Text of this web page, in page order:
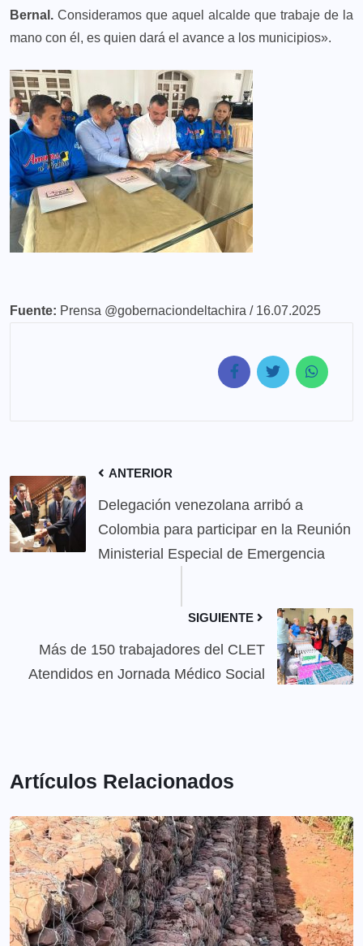
Bernal. Consideramos que aquel alcalde que trabaje de la
mano con él, es quien dará el avance a los municipios».
Fuente: Prensa @gobernaciondeltachira / 16.07.2025
ANTERIOR
Delegación venezolana arribó a
Colombia para participar en la Reunión
Ministerial Especial de Emergencia
SIGUIENTE
Más de 150 trabajadores del CLET
Atendidos en Jornada Médico Social
Artículos Relacionados